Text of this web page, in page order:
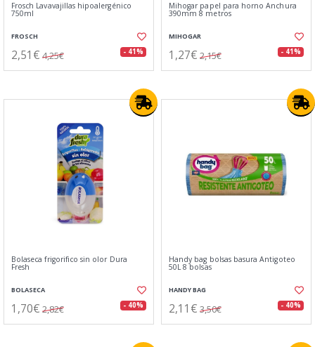
Frosch Lavavajillas hipoalergénico
750ml
FROSCH
2,51€ 4,25€ - 41%
Mihogar papel para horno Anchura
390mm 8 metros
MIHOGAR
1,27€ 2,15€ - 41%
Bolaseca frigorifico sin olor Dura
Fresh
BOLASECA
1,70€ 2,82€ - 40%
Handy bag bolsas basura Antigoteo
50L 8 bolsas
HANDY BAG
2,11€ 3,50€ - 40%